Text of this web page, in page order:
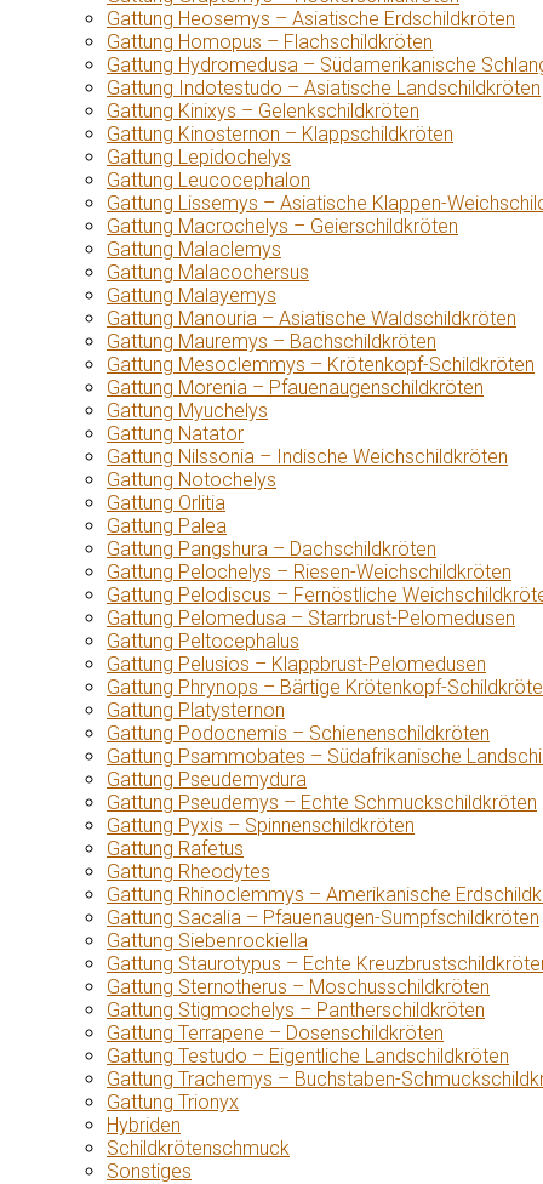
Gattung Heosemys – Asiatische Erdschildkröten
Gattung Homopus – Flachschildkröten
Gattung Hydromedusa – Südamerikanische
Gattung Indotestudo – Asiatische Landschildkröten
Gattung Kinixys – Gelenkschildkröten
Gattung Kinosternon – Klappschildkröten
Gattung Lepidochelys
Gattung Leucocephalon
Gattung Lissemys – Asiatische Klappen-
Gattung Macrochelys – Geierschildkröten
Gattung Malaclemys
Gattung Malacochersus
Gattung Malayemys
Gattung Manouria – Asiatische Waldschildkröten
Gattung Mauremys – Bachschildkröten
Gattung Mesoclemmys – Krötenkopf-Schildkröten
Gattung Morenia – Pfauenaugenschildkröten
Gattung Myuchelys
Gattung Natator
Gattung Nilssonia – Indische Weichschildkröten
Gattung Notochelys
Gattung Orlitia
Gattung Palea
Gattung Pangshura – Dachschildkröten
Gattung Pelochelys – Riesen-Weichschildkröten
Gattung Pelodiscus – Fernöstliche
Gattung Pelomedusa – Starrbrust-Pelomedusen
Gattung Peltocephalus
Gattung Pelusios – Klappbrust-Pelomedusen
Gattung Phrynops – Bärtige Krötenkopf-
Gattung Platysternon
Gattung Podocnemis – Schienenschildkröten
Gattung Psammobates – Südafrikanische
Gattung Pseudemydura
Gattung Pseudemys – Echte Schmuckschildkröten
Gattung Pyxis – Spinnenschildkröten
Gattung Rafetus
Gattung Rheodytes
Gattung Rhinoclemmys – Amerikanische
Gattung Sacalia – Pfauenaugen-Sumpfschildkröten
Gattung Siebenrockiella
Gattung Staurotypus – Echte
Gattung Sternotherus – Moschusschildkröten
Gattung Stigmochelys – Pantherschildkröten
Gattung Terrapene – Dosenschildkröten
Gattung Testudo – Eigentliche Landschildkröten
Gattung Trachemys – Buchstaben-
Gattung Trionyx
Hybriden
Schildkrötenschmuck
Sonstiges